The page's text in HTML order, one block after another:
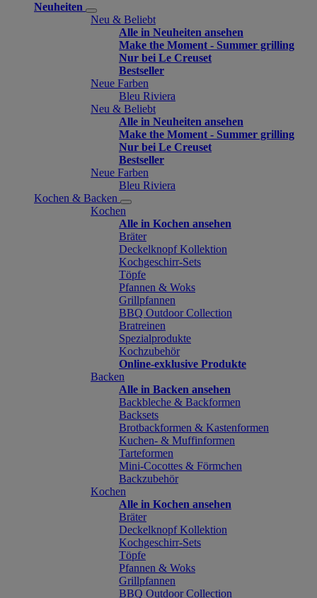
Neuheiten
Neu & Beliebt
Alle in Neuheiten ansehen
Make the Moment - Summer grilling
Nur bei Le Creuset
Bestseller
Neue Farben
Bleu Riviera
Neu & Beliebt
Alle in Neuheiten ansehen
Make the Moment - Summer grilling
Nur bei Le Creuset
Bestseller
Neue Farben
Bleu Riviera
Kochen & Backen
Kochen
Alle in Kochen ansehen
Bräter
Deckelknopf Kollektion
Kochgeschirr-Sets
Töpfe
Pfannen & Woks
Grillpfannen
BBQ Outdoor Collection
Bratreinen
Spezialprodukte
Kochzubehör
Online-exklusive Produkte
Backen
Alle in Backen ansehen
Backbleche & Backformen
Backsets
Brotbackformen & Kastenformen
Kuchen- & Muffinformen
Tarteformen
Mini-Cocottes & Förmchen
Backzubehör
Kochen
Alle in Kochen ansehen
Bräter
Deckelknopf Kollektion
Kochgeschirr-Sets
Töpfe
Pfannen & Woks
Grillpfannen
BBQ Outdoor Collection